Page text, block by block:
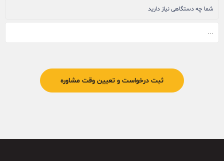
شما چه دستگاهی نیاز دارید